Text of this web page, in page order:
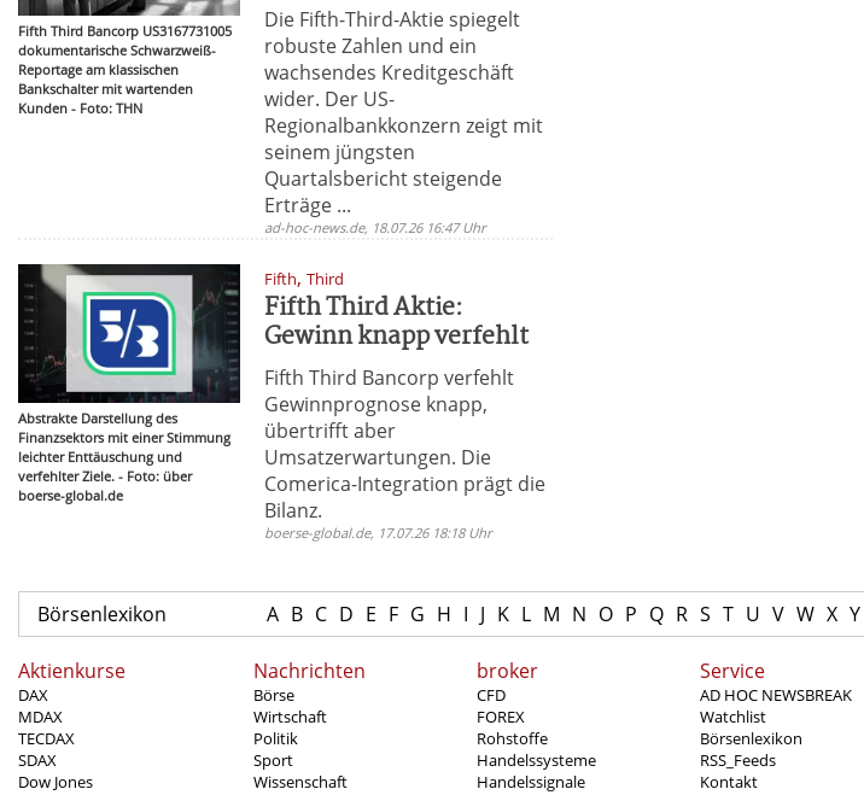
Fifth Third Bancorp US3167731005
dokumentarische Schwarzweiß-
Reportage am klassischen
Bankschalter mit wartenden
Kunden - Foto: THN
Die Fifth-Third-Aktie spiegelt
robuste Zahlen und ein
wachsendes Kreditgeschäft
wider. Der US-
Regionalbankkonzern zeigt mit
seinem jüngsten
Quartalsbericht steigende
Erträge ...
ad-hoc-news.de, 18.07.26 16:47 Uhr
Abstrakte Darstellung des
Finanzsektors mit einer Stimmung
leichter Enttäuschung und
verfehlter Ziele. - Foto: über
boerse-global.de
Fifth,Third
Fifth Third Aktie:
Gewinn knapp verfehlt
Fifth Third Bancorp verfehlt
Gewinnprognose knapp,
übertrifft aber
Umsatzerwartungen. Die
Comerica-Integration prägt die
Bilanz.
boerse-global.de, 17.07.26 18:18 Uhr
Börsenlexikon A B C D E F G H I J K L M N O P Q R S T U V W X Y
Aktienkurse
DAX
MDAX
TECDAX
SDAX
Dow Jones
Nachrichten
Börse
Wirtschaft
Politik
Sport
Wissenschaft
broker
CFD
FOREX
Rohstoffe
Handelssysteme
Handelssignale
Service
AD HOC NEWSBREAK
Watchlist
Börsenlexikon
RSS_Feeds
Kontakt